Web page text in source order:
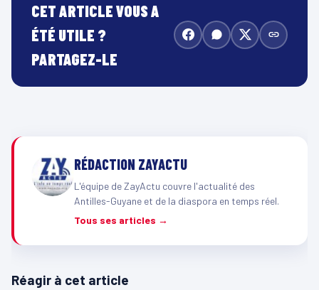
CET ARTICLE VOUS A
ÉTÉ UTILE ?
PARTAGEZ-LE
RÉDACTION ZAYACTU
L'équipe de ZayActu couvre l'actualité des
Antilles-Guyane et de la diaspora en temps réel.
Tous ses articles →
Réagir à cet article